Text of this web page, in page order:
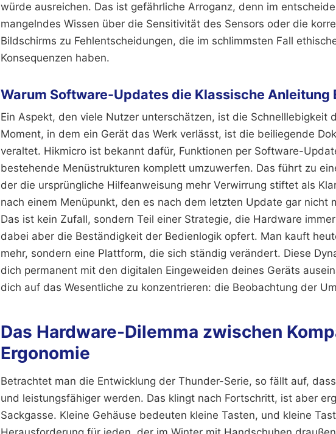
würde ausreichen. Das ist gefährliche Arroganz, denn im
mangelndes Wissen über die Sensitivität des Sensors oder die
Bildschirms zu Fehlentscheidungen, die im schlimmsten Fall
Konsequenzen haben.
Warum Software-Updates die Klassische Anleitung
Ein Aspekt, den viele Nutzer unterschätzen, ist die Schnelllebigkeit
Moment, in dem ein Gerät das Werk verlässt, ist die beiliegende
veraltet. Hikmicro ist bekannt dafür, Funktionen per Software-
bestehende Menüstrukturen komplett umzuwerfen. Das führt zu
der die ursprüngliche Hilfeanweisung mehr Verwirrung stiftet als
nach einem Menüpunkt, den es nach dem letzten Update gar nicht
Das ist kein Zufall, sondern Teil einer Strategie, die Hardware
dabei aber die Beständigkeit der Bedienlogik opfert. Man kauft
mehr, sondern eine Plattform, die sich ständig verändert. Diese
dich permanent mit den digitalen Eingeweiden deines Geräts
dich auf das Wesentliche zu konzentrieren: die Beobachtung der
Das Hardware-Dilemma zwischen
Ergonomie
Betrachtet man die Entwicklung der Thunder-Serie, so fällt auf,
und leistungsfähiger werden. Das klingt nach Fortschritt, ist aber
Sackgasse. Kleine Gehäuse bedeuten kleine Tasten, und kleine